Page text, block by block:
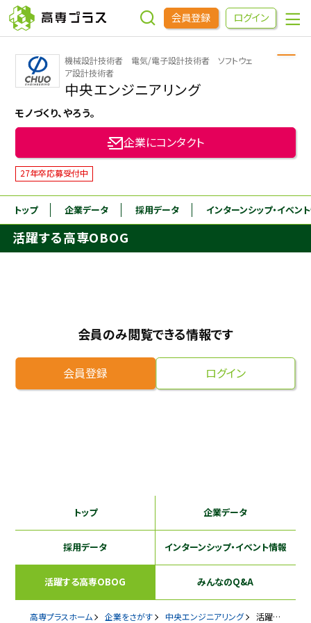
会員登録 ログイン
企業をさがす
進学先をさがす
インターンシップ・イベントをさがす
高専OBOGをさがす
高専プラスセミナー
本科5年生・専攻科2年生向け 採用継続中の企業特集
まで
機械設計技術者 電気/電子設計技術者 ソフトウェ
ア設計技術者
中央エンジニアリング
モノづくり、やろう。
企業にコンタクト
27年卒応募受付中
トップ 企業データ 採用データ インターンシップ・イベン
活躍する高専OBOG
会員のみ閲覧できる情報です
会員登録 ログイン
トップ 企業データ
採用データ インターンシップ・イベント情報
活躍する高専OBOG みんなのQ&A
高専プラスホーム 企業をさがす 中央エンジニアリング 活躍するOBOG